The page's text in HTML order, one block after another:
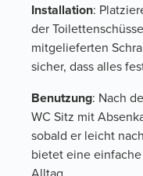
Installation:
der
mitgelieferten
sicher, dass alles
Benutzung: Nach
WC Sitz mit
sobald er leicht
bietet eine